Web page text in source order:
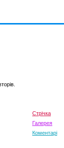
Стрічка
Галерея
Коментарі